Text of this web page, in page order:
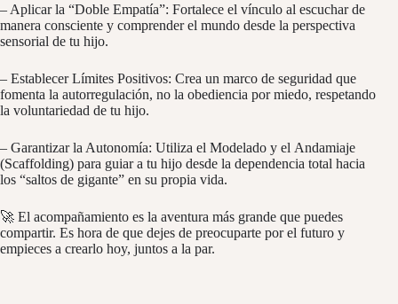
– Aplicar la “Doble Empatía”: Fortalece el vínculo al escuchar de
manera consciente y comprender el mundo desde la perspectiva
sensorial de tu hijo.
– Establecer Límites Positivos: Crea un marco de seguridad que
fomenta la autorregulación, no la obediencia por miedo, respetando
la voluntariedad de tu hijo.
– Garantizar la Autonomía: Utiliza el Modelado y el Andamiaje
(Scaffolding) para guiar a tu hijo desde la dependencia total hacia
los “saltos de gigante” en su propia vida.
🚀 El acompañamiento es la aventura más grande que puedes
compartir. Es hora de que dejes de preocuparte por el futuro y
empieces a crearlo hoy, juntos a la par.